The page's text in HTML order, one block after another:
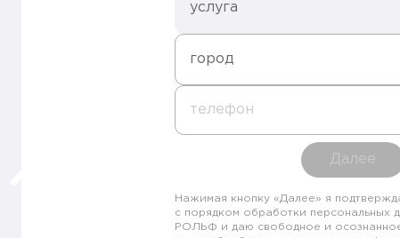
услуга
город
телефон
Далее
Нажимая кнопку «Далее» я
с порядком обработки персональных
РОЛЬФ и даю свободное и